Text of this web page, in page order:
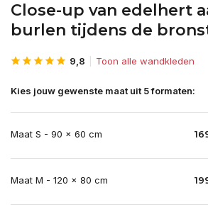
Close-up van edelhert
burlen tijdens de
9,8 Toon alle wandkleden
Kies jouw gewenste maat uit 5 formaten:
Maat S - 90 x 60 cm
Maat M - 120 x 80 cm